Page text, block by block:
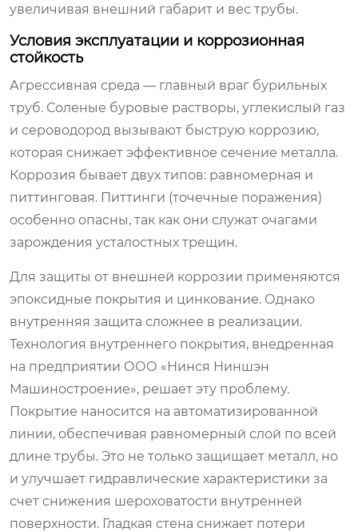
увеличивая внешний габарит и вес трубы.
Условия эксплуатации и коррозионная
стойкость
Агрессивная среда — главный враг бурильных
труб. Соленые буровые растворы, углекислый газ
и сероводород вызывают быструю коррозию,
которая снижает эффективное сечение металла.
Коррозия бывает двух типов: равномерная и
питтинговая. Питтинги (точечные поражения)
особенно опасны, так как они служат очагами
зарождения усталостных трещин.
Для защиты от внешней коррозии применяются
эпоксидные покрытия и цинкование. Однако
внутренняя защита сложнее в реализации.
Технология внутреннего покрытия, внедренная
на предприятии ООО «Нинся Ниншэн
Машиностроение», решает эту проблему.
Покрытие наносится на автоматизированной
линии, обеспечивая равномерный слой по всей
длине трубы. Это не только защищает металл, но
и улучшает гидравлические характеристики за
счет снижения шероховатости внутренней
поверхности. Гладкая стена снижает потери